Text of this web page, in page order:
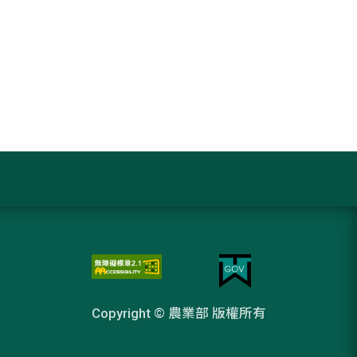
Copyright © 農業部 版權所有